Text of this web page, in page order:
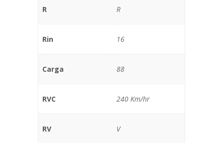
R R
Rin 16
Carga 88
RVC 240 Km/hr
RV V